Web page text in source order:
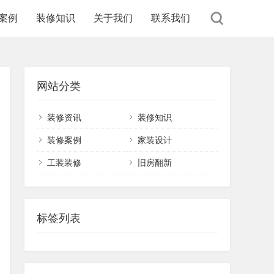
例 装修知识 关于我们 联系我们
网站分类
装修资讯 装修知识
装修案例 家装设计
工装装修 旧房翻新
标签列表